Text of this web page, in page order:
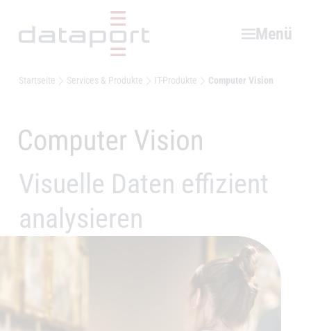
Menü
Startseite Services & Produkte IT-Produkte Computer Vision
Computer Vision
–
Visuelle Daten effizient
analysieren